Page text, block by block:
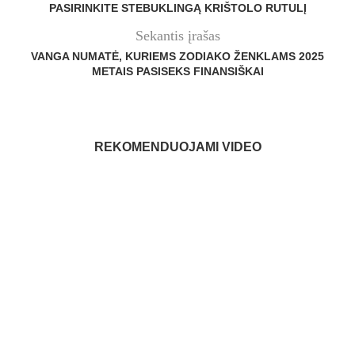
PASIRINKITE STEBUKLINGĄ KRIŠTOLO RUTULĮ
Sekantis įrašas
VANGA NUMATĖ, KURIEMS ZODIAKO ŽENKLAMS 2025
METAIS PASISEKS FINANSIŠKAI
REKOMENDUOJAMI VIDEO